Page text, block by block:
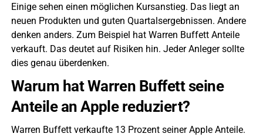
Einige sehen einen möglichen Kursanstieg. Das liegt an
neuen Produkten und guten Quartalsergebnissen. Andere
denken anders. Zum Beispiel hat Warren Buffett Anteile
verkauft. Das deutet auf Risiken hin. Jeder Anleger sollte
dies genau überdenken.
Warum hat Warren Buffett seine
Anteile an Apple reduziert?
Warren Buffett verkaufte 13 Prozent seiner Apple Anteile.